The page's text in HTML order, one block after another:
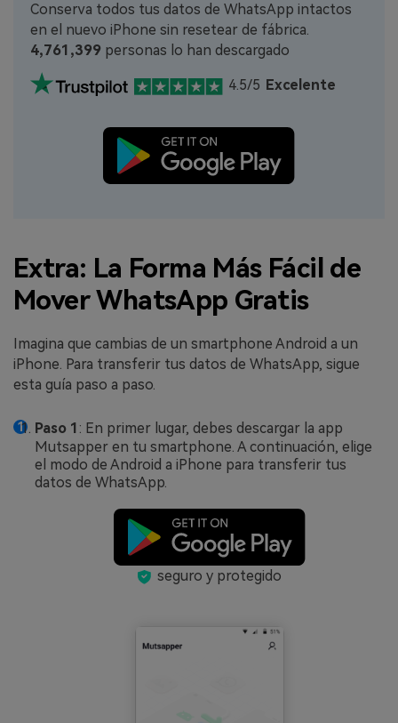
Conserva todos tus datos de WhatsApp intactos
en el nuevo iPhone sin resetear de fábrica.
4,761,401 personas lo han descargado
4.5/5 Excelente
Extra: La Forma Más Fácil de
Mover WhatsApp Gratis
Imagina que cambias de un smartphone Android a un
iPhone. Para transferir tus datos de WhatsApp, sigue
esta guía paso a paso.
Paso 1 : En primer lugar, debes descargar la app
Mutsapper en tu smartphone. A continuación, elige
el modo de Android a iPhone para transferir tus
datos de WhatsApp.
seguro y protegido